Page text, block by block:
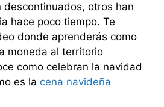
otros han
hace poco tiempo. Te
donde aprenderás como
moneda al territorio
como celebran la navidad
es la cena navideña